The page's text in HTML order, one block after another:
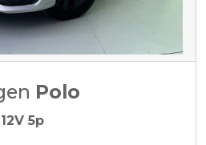
Polo
5p